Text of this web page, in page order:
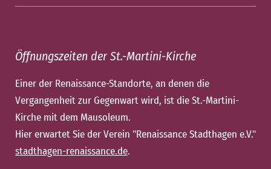
Öffnungszeiten der St.-Martini-Kirche
Einer der Renaissance-Standorte, an denen die
Vergangenheit zur Gegenwart wird, ist die St.-Martini-
Kirche mit dem Mausoleum.
Hier erwartet Sie der Verein "Renaissance Stadthagen e.V."
stadthagen-renaissance.de.